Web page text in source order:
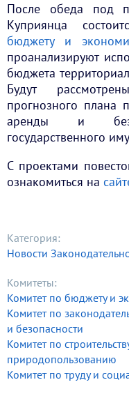
После обеда под
Куприянца
бюджету и
проанализируют
бюджета
Будут
прогнозного плана
аренды и
государственного
С проектами
ознакомиться на
Категория:
Новости
Комитеты:
Комитет по бюджету и
Комитет по
и безопасности
Комитет по
природопользованию
Комитет по труду и